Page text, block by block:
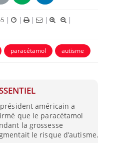
| | | |
|
paracétamol autisme
américain a
que le paracétamol
la grossesse
le risque d’autisme.